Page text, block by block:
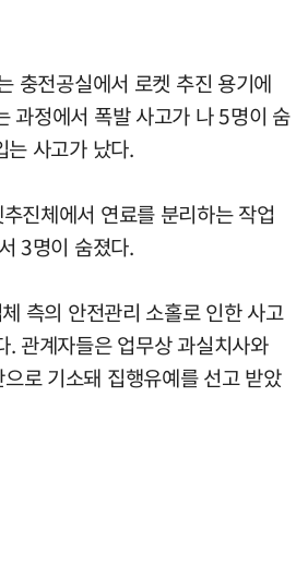
충전공실에서 로켓 추진 용기에
과정에서 폭발 사고가 나 5명이 숨
는 사고가 났다.
진체에서 연료를 분리하는 작업
3명이 숨졌다.
측의 안전관리 소홀로 인한 사고
. 관계자들은 업무상 과실치사와
로 기소돼 집행유예를 선고 받았